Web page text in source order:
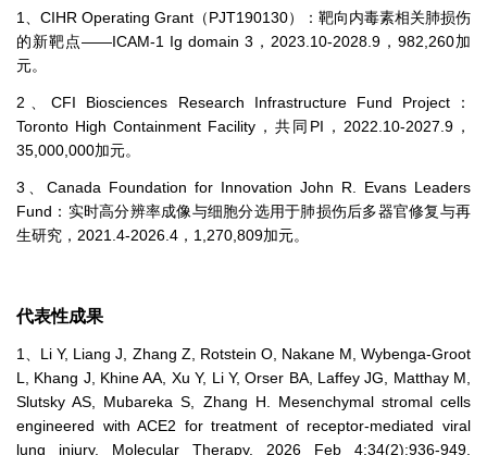
1、CIHR Operating Grant（PJT190130）：靶向内毒素相关肺损伤
的新靶点——ICAM-1 Ig domain 3，2023.10-2028.9，982,260加
元。
2、CFI Biosciences Research Infrastructure Fund Project：
Toronto High Containment Facility，共同PI，2022.10-2027.9，
35,000,000加元。
3、Canada Foundation for Innovation John R. Evans Leaders
Fund：实时高分辨率成像与细胞分选用于肺损伤后多器官修复与再
生研究，2021.4-2026.4，1,270,809加元。
代表性成果
1、Li Y, Liang J, Zhang Z, Rotstein O, Nakane M, Wybenga-Groot
L, Khang J, Khine AA, Xu Y, Li Y, Orser BA, Laffey JG, Matthay M,
Slutsky AS, Mubareka S, Zhang H. Mesenchymal stromal cells
engineered with ACE2 for treatment of receptor-mediated viral
lung injury. Molecular Therapy. 2026 Feb 4;34(2):936-949.